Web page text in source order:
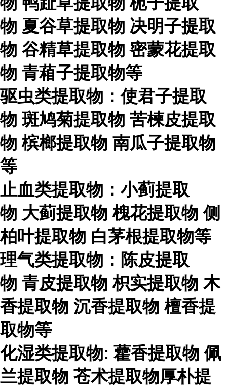
物 夏谷草提取物 决明子提取
物 谷精草提取物 密蒙花提取
物 青葙子提取物等
驱虫类提取物：使君子提取
物 斑鸠菊提取物 苦楝皮提取
物 槟榔提取物 南瓜子提取物
等
止血类提取物：小蓟提取
物 大蓟提取物 槐花提取物 侧
柏叶提取物 白茅根提取物等
理气类提取物：陈皮提取
物 青皮提取物 枳实提取物 木
香提取物 沉香提取物 檀香提
取物等
化湿类提取物: 藿香提取物 佩
兰提取物 苍术提取物厚朴提